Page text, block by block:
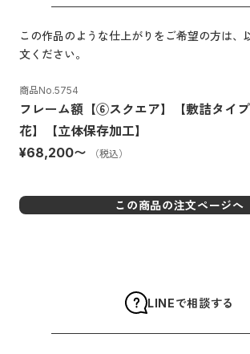
この作品のような仕上がりをご希望の方は、
文ください。
商品No.5754
フレーム額【⑥スクエア】【敷詰タイ
花】【立体保存加工】
¥68,200〜 （税込）
この商品の注文ページへ
LINEで相談する